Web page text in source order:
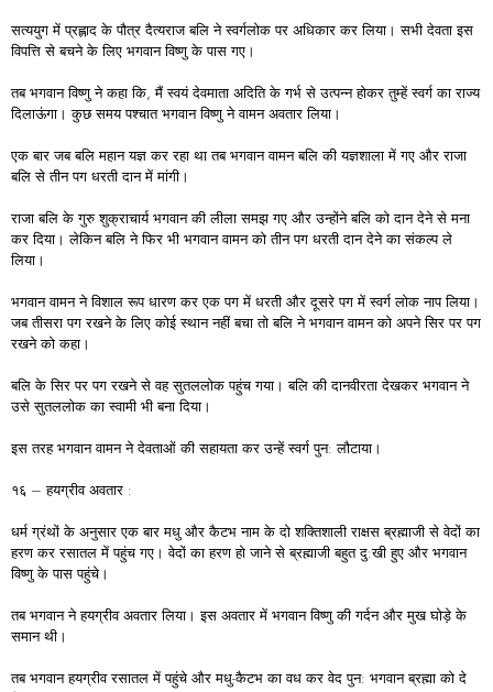
सत्ययुग में प्रह्लाद के पौत्र दैत्यराज बलि ने स्वर्गलोक पर अधिकार कर लिया। सभी देवता इस
विपत्ति से बचने के लिए भगवान विष्णु के पास गए।
तब भगवान विष्णु ने कहा कि, मैं स्वयं देवमाता अदिति के गर्भ से उत्पन्न होकर तुम्हें स्वर्ग का राज्य
दिलाऊंगा। कुछ समय पश्चात भगवान विष्णु ने वामन अवतार लिया।
एक बार जब बलि महान यज्ञ कर रहा था तब भगवान वामन बलि की यज्ञशाला में गए और राजा
बलि से तीन पग धरती दान में मांगी।
राजा बलि के गुरु शुक्राचार्य भगवान की लीला समझ गए और उन्होंने बलि को दान देने से मना
कर दिया। लेकिन बलि ने फिर भी भगवान वामन को तीन पग धरती दान देने का संकल्प ले
लिया।
भगवान वामन ने विशाल रूप धारण कर एक पग में धरती और दूसरे पग में स्वर्ग लोक नाप लिया।
जब तीसरा पग रखने के लिए कोई स्थान नहीं बचा तो बलि ने भगवान वामन को अपने सिर पर पग
रखने को कहा।
बलि के सिर पर पग रखने से वह सुतललोक पहुंच गया। बलि की दानवीरता देखकर भगवान ने
उसे सुतललोक का स्वामी भी बना दिया।
इस तरह भगवान वामन ने देवताओं की सहायता कर उन्हें स्वर्ग पुन: लौटाया।
१६ – हयग्रीव अवतार :
धर्म ग्रंथों के अनुसार एक बार मधु और कैटभ नाम के दो शक्तिशाली राक्षस ब्रह्माजी से वेदों का
हरण कर रसातल में पहुंच गए। वेदों का हरण हो जाने से ब्रह्माजी बहुत दु:खी हुए और भगवान
विष्णु के पास पहुंचे।
तब भगवान ने हयग्रीव अवतार लिया। इस अवतार में भगवान विष्णु की गर्दन और मुख घोड़े के
समान थी।
तब भगवान हयग्रीव रसातल में पहुंचे और मधु-कैटभ का वध कर वेद पुन: भगवान ब्रह्मा को दे